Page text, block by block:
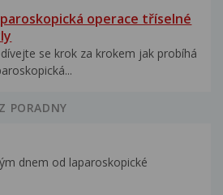
operace tříselné
se krok za krokem jak probíhá
PORADNY
dnem od laparoskopické